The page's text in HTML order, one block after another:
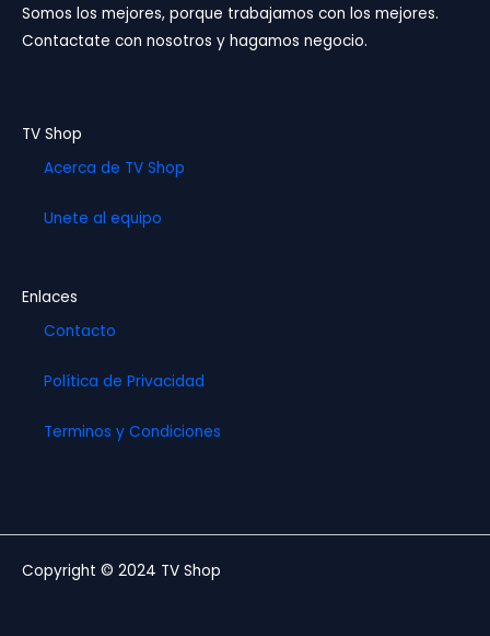
o
k
r
a
e
Somos los mejores, porque trabajamos con los mejores.
Contactate con nosotros y hagamos negocio.
TV Shop
Acerca de TV Shop
Unete al equipo
Enlaces
Contacto
Política de Privacidad
Terminos y Condiciones
Copyright © 2024 TV Shop